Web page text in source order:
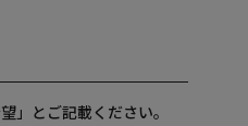
」とご記載ください。